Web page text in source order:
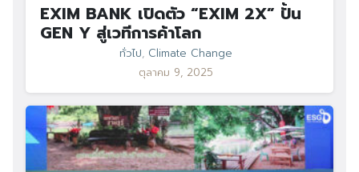
EXIM BANK เปิดตัว “EXIM 2X” ปั้น
GEN Y สู่เวทีการค้าโลก
ทั่วไป, Climate Change
ตุลาคม 9, 2025